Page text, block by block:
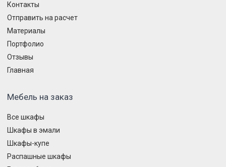
Контакты
Отправить на расчет
Материалы
Портфолио
Отзывы
Главная
Мебель на заказ
Все шкафы
Шкафы в эмали
Шкафы-купе
Распашные шкафы